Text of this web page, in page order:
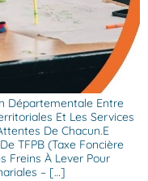
Départementale Entre
Et Les Services
De Chacun.e
TFPB (taxe Foncière
Freins À Lever Pour
– […]